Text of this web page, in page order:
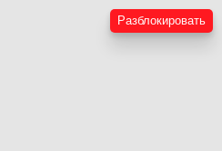
Разблокировать